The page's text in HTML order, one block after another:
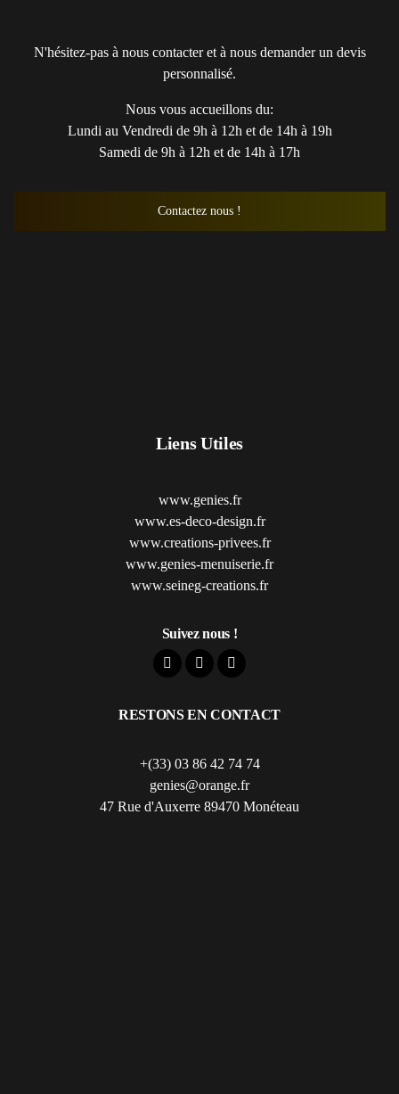
N'hésitez-pas à nous contacter et à nous demander un devis
personnalisé.
Nous vous accueillons du:
Lundi au Vendredi de 9h à 12h et de 14h à 19h
Samedi de 9h à 12h et de 14h à 17h
Contactez nous !
Liens Utiles
www.genies.fr
www.es-deco-design.fr
www.creations-privees.fr
www.genies-menuiserie.fr
www.seineg-creations.fr
Suivez nous !
RESTONS EN CONTACT
+(33) 03 86 42 74 74
genies@orange.fr
47 Rue d'Auxerre 89470 Monéteau